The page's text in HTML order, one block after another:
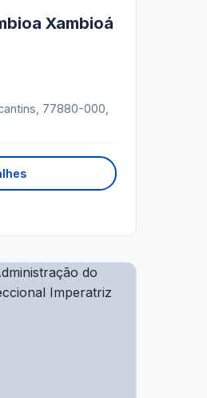
Xambioá
77880-000,